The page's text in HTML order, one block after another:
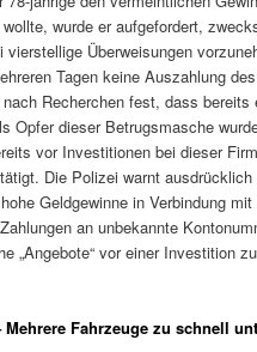
wurde er aufgefordert,
vierstellige Überweisungen
Tagen keine Auszahlung
Recherchen fest, dass bereits
Opfer dieser Betrugsmasche
vor Investitionen bei dieser
Die Polizei warnt ausdrücklich
Geldgewinne in Verbindung mit
an unbekannte
„Angebote“ vor einer Investition zu
Mehrere Fahrzeuge zu schnell